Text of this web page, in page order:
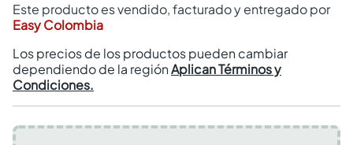
Este producto es vendido, facturado y entregado por
Easy Colombia
Los precios de los productos pueden cambiar
dependiendo de la regiónAplican Términos y
Condiciones.